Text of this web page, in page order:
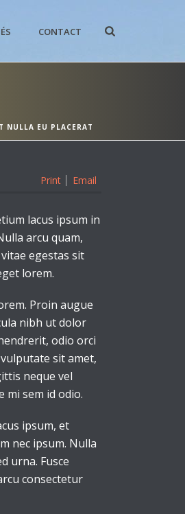
CONTACT
NULLA EU PLACERAT
Print Email
lacus ipsum in
arcu quam,
egestas sit
lorem.
Proin augue
nibh ut dolor
odio orci
sit amet,
neque vel
mi sem id odio.
ipsum, et
nec ipsum. Nulla
urna. Fusce
consectetur